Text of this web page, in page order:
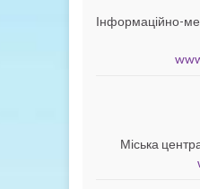
Інформаційно-
Міська